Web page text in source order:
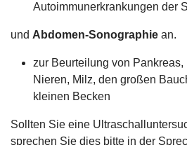
Autoimmunerkrankungen der
und Abdomen-Sonographie an.
zur Beurteilung von
Nieren, Milz, den großen
kleinen Becken
Sollten Sie eine
sprechen Sie dies bitte in der